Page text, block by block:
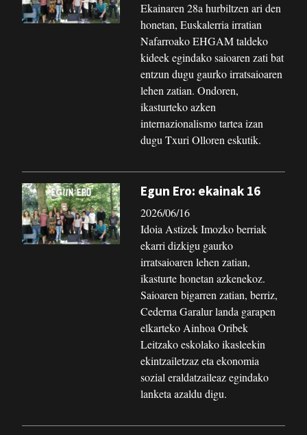
Ekainaren 28a hurbiltzen ari den
honetan, Euskalerria irratian
Nafarroako EHGAM taldeko
kideek egindako saioaren zati bat
entzun dugu gaurko irratsaioaren
lehen zatian. Ondoren,
ikasturteko azken
internazionalismo tartea izan
dugu Txuri Olloren eskutik.
Egun Ero: ekainak 16
2026/06/16
Idoia Astizek Imozko berriak
ekarri dizkigu gaurko
irratsaioaren lehen zatian,
ikasturte honetan azkenekoz.
Saioaren bigarren zatian, berriz,
Cederna Garalur landa garapen
elkarteko Ainhoa Oribek
Leitzako eskolako ikasleekin
ekintzailetzaz eta ekonomia
sozial eraldatzaileaz egindako
lanketa azaldu digu.